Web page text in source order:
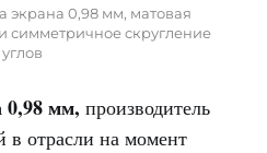
экрана 0,98 мм, матовая
симметричное скругление
углов
мм, производитель
в отрасли на момент